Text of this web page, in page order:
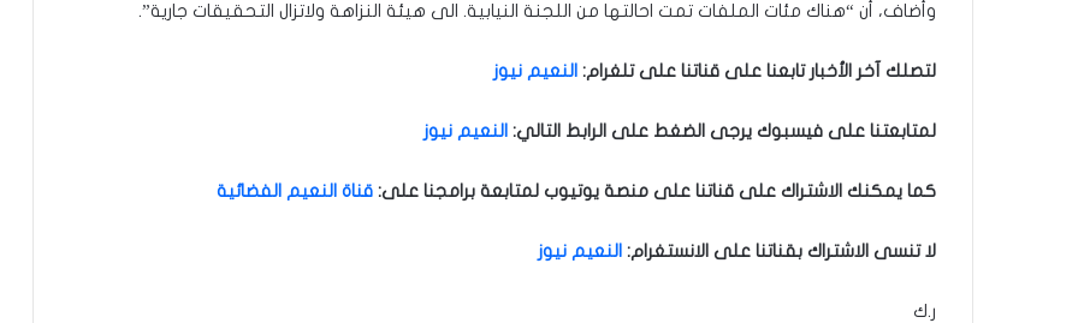
وأضاف، أن “هناك مئات الملفات تمت احالتها من اللجنة النيابية. الى هيئة النزاهة ولاتزال التحقيقات جارية”.
لتصلك آخر الأخبار تابعنا على قناتنا على تلغرام: النعيم نيوز
لمتابعتنا على فيسبوك يرجى الضغط على الرابط التالي: النعيم نيوز
كما يمكنك الاشتراك على قناتنا على منصة يوتيوب لمتابعة برامجنا على: قناة النعيم الفضائية
لا تنسى الاشتراك بقناتنا على الانستغرام: النعيم نيوز
ر.ك